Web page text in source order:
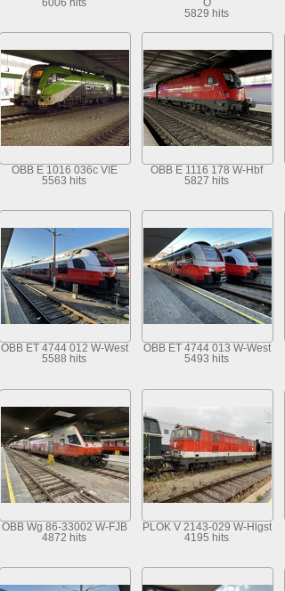
6006 hits
O
5829 hits
OBB E 1016 036c VIE
5563 hits
OBB E 1116 178 W-Hbf
5827 hits
OBB ET 4744 012 W-West
5588 hits
OBB ET 4744 013 W-West
5493 hits
OBB Wg 86-33002 W-FJB
4872 hits
PLOK V 2143-029 W-Hlgst
4195 hits